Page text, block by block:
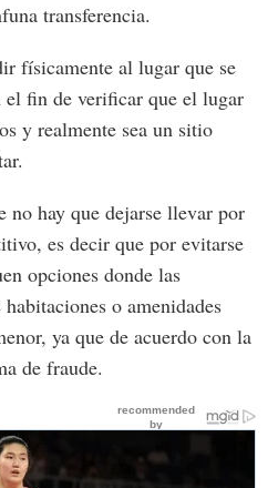
transferencia.
físicamente al lugar que se
el fin de verificar que el lugar
y realmente sea un sitio
no hay que dejarse llevar por
es decir que por evitarse
opciones donde las
o amenidades
ya que de acuerdo con la
de fraude.